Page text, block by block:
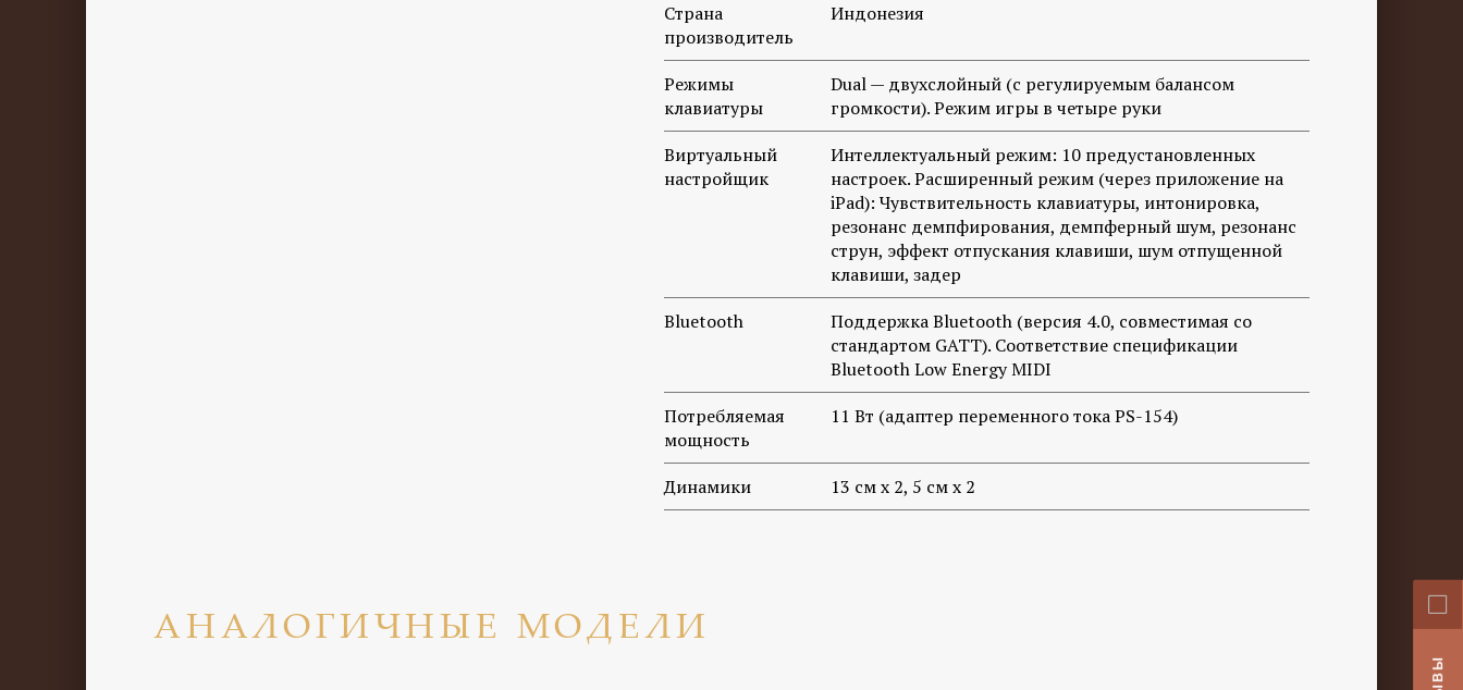
Страна
производитель
Индонезия
Режимы
клавиатуры
Dual — двухслойный (с регулируемым балансом
громкости). Режим игры в четыре руки
Виртуальный
настройщик
Интеллектуальный режим: 10 предустановленных
настроек. Расширенный режим (через приложение на
iPad): Чувствительность клавиатуры, интонировка,
резонанс демпфирования, демпферный шум, резонанс
струн, эффект отпускания клавиши, шум отпущенной
клавиши, задер
Bluetooth
Поддержка Bluetooth (версия 4.0, совместимая со
стандартом GATT). Соответствие спецификации
Bluetooth Low Energy MIDI
Потребляемая
мощность
11 Вт (адаптер переменного тока PS-154)
Динамики 13 см x 2, 5 см x 2
АНАЛОГИЧНЫЕ МОДЕЛИ